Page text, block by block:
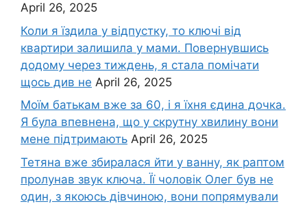
April 26, 2025
Коли я їздила у відпустку, то ключі від
квартири залишила у мами. Повернувшись
додому через тиждень, я стала помічати
щось див не April 26, 2025
Моїм батькам вже за 60, і я їхня єдина дочка.
Я була впевнена, що у скрутну хвилину вони
мене підтримають April 26, 2025
Тетяна вже збиралася йти у ванну, як раптом
пролунав звук ключа. Її чоловік Олег був не
один, з якоюсь дівчиною, вони попрямували